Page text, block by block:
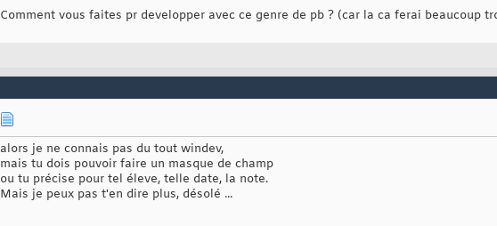
Comment vous faites pr developper avec ce genre de pb ? (car la ca ferai beaucoup
alors je ne connais pas du tout windev,
mais tu dois pouvoir faire un masque de champ
ou tu précise pour tel éleve, telle date, la note.
Mais je peux pas t'en dire plus, désolé ...